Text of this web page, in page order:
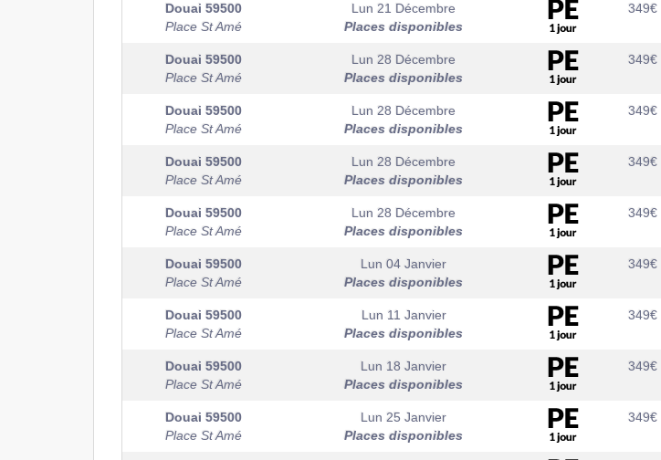
Douai 59500
Place St Amé
Lun 21 Décembre
Places disponibles
349€
Douai 59500
Place St Amé
Lun 28 Décembre
Places disponibles
349€
Douai 59500
Place St Amé
Lun 28 Décembre
Places disponibles
349€
Douai 59500
Place St Amé
Lun 28 Décembre
Places disponibles
349€
Douai 59500
Place St Amé
Lun 28 Décembre
Places disponibles
349€
Douai 59500
Place St Amé
Lun 04 Janvier
Places disponibles
349€
Douai 59500
Place St Amé
Lun 11 Janvier
Places disponibles
349€
Douai 59500
Place St Amé
Lun 18 Janvier
Places disponibles
349€
Douai 59500
Place St Amé
Lun 25 Janvier
Places disponibles
349€